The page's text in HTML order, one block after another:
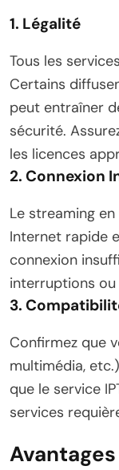
1. Légalité
Tous les
Certains
peut entraîner
sécurité.
les licences
2. Connexion
Le streaming
Internet rapide
connexion
interruptions ou
3.
Confirmez que
multimédia,
que le service
services